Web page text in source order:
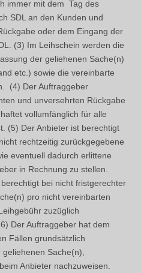
immer mit dem Tag des
SDL an den Kunden und
oder dem Eingang der
(3) Im Leihschein werden die
der geliehenen Sache(n)
etc.) sowie die vereinbarte
(4) Der Auftraggeber
und unversehrten Rückgabe
vollumfänglich für alle
(5) Der Anbieter ist berechtigt
rechtzeitig zurückgegebene
eventuell dadurch erlittene
in Rechnung zu stellen.
bei nicht fristgerechter
pro nicht vereinbarten
zuzüglich
Der Auftraggeber hat dem
Fällen grundsätzlich
Sache(n),
Anbieter nachzuweisen.